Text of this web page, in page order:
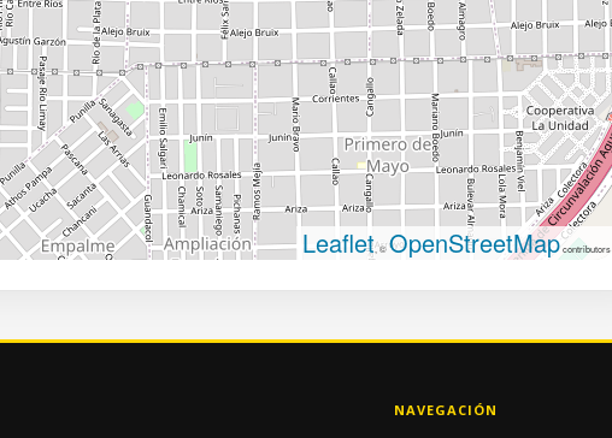
Leaflet, ©OpenStreetMapcontributors
NAVEGACIÓN